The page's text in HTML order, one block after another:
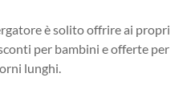
è solito offrire ai propri
per bambini e offerte per
lunghi.